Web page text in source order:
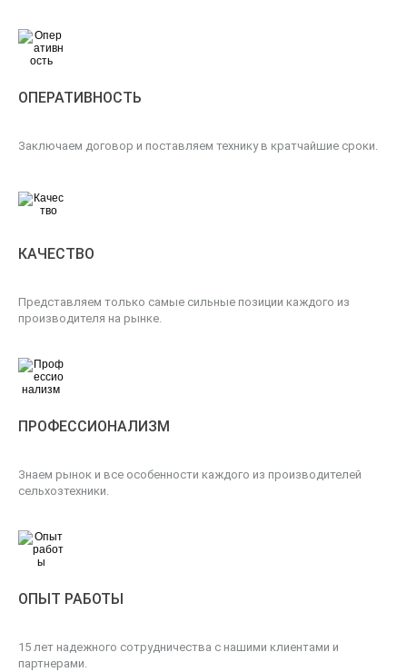
ОПЕРАТИВНОСТЬ
Заключаем договор и поставляем технику в кратчайшие сроки.
КАЧЕСТВО
Представляем только самые сильные позиции каждого из
производителя на рынке.
ПРОФЕССИОНАЛИЗМ
Знаем рынок и все особенности каждого из производителей
сельхозтехники.
ОПЫТ РАБОТЫ
15 лет надежного сотрудничества с нашими клиентами и
партнерами.